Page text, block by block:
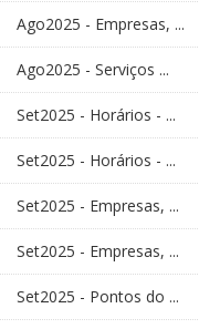
Ago2025 - Empresas, ...
Ago2025 - Serviços ...
Set2025 - Horários - ...
Set2025 - Horários - ...
Set2025 - Empresas, ...
Set2025 - Empresas, ...
Set2025 - Pontos do ...